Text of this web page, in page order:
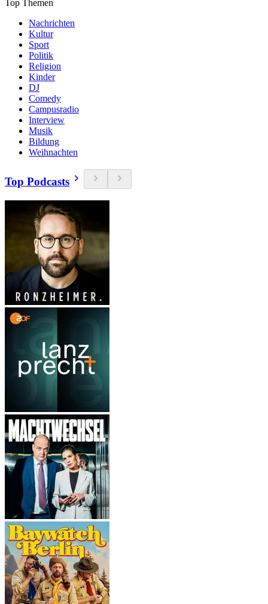
Top Themen
Nachrichten
Kultur
Sport
Politik
Religion
Kinder
DJ
Comedy
Campusradio
Interview
Musik
Bildung
Weihnachten
Top Podcasts